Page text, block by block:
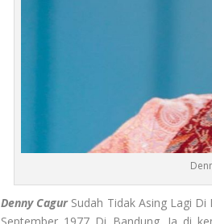
Denny CagurSudah Tidak Asing Lagi Di